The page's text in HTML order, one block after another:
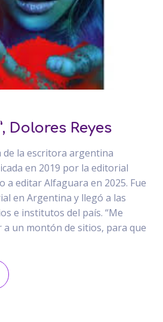
Dolores Reyes
de la escritora argentina
en 2019 por la editorial
a editar Alfaguara en 2025. Fue
en Argentina y llegó a las
e institutos del país. “Me
un montón de sitios, para que